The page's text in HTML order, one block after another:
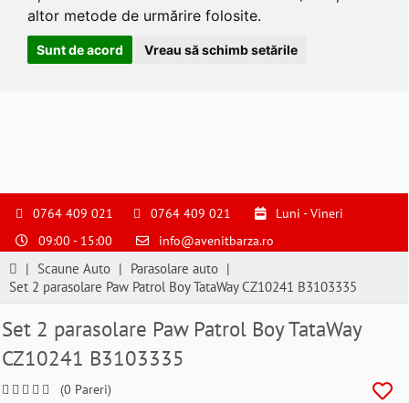
altor metode de urmărire folosite.
Sunt de acord Vreau să schimb setările
S
pentru
suna
0764409021
si
a
comanda
0764 409 021 0764 409 021
Luni - Vineri
09:00 - 15:00
info@avenitbarza.ro
| Scaune Auto | Parasolare auto |
Set 2 parasolare Paw Patrol Boy TataWay CZ10241 B3103335
Set 2 parasolare Paw Patrol Boy TataWay
CZ10241 B3103335
(0 Pareri)